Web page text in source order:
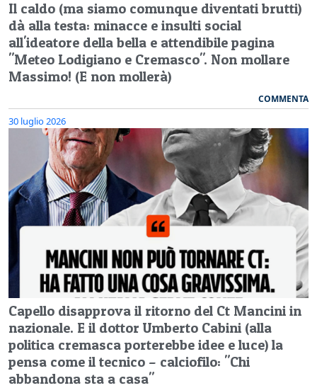
Il caldo (ma siamo comunque diventati brutti)
dà alla testa: minacce e insulti social
all'ideatore della bella e attendibile pagina
"Meteo Lodigiano e Cremasco". Non mollare
Massimo! (E non mollerà)
COMMENTA
30 luglio 2026
Capello disapprova il ritorno del Ct Mancini in
nazionale. E il dottor Umberto Cabini (alla
politica cremasca porterebbe idee e luce) la
pensa come il tecnico – calciofilo: "Chi
abbandona sta a casa"